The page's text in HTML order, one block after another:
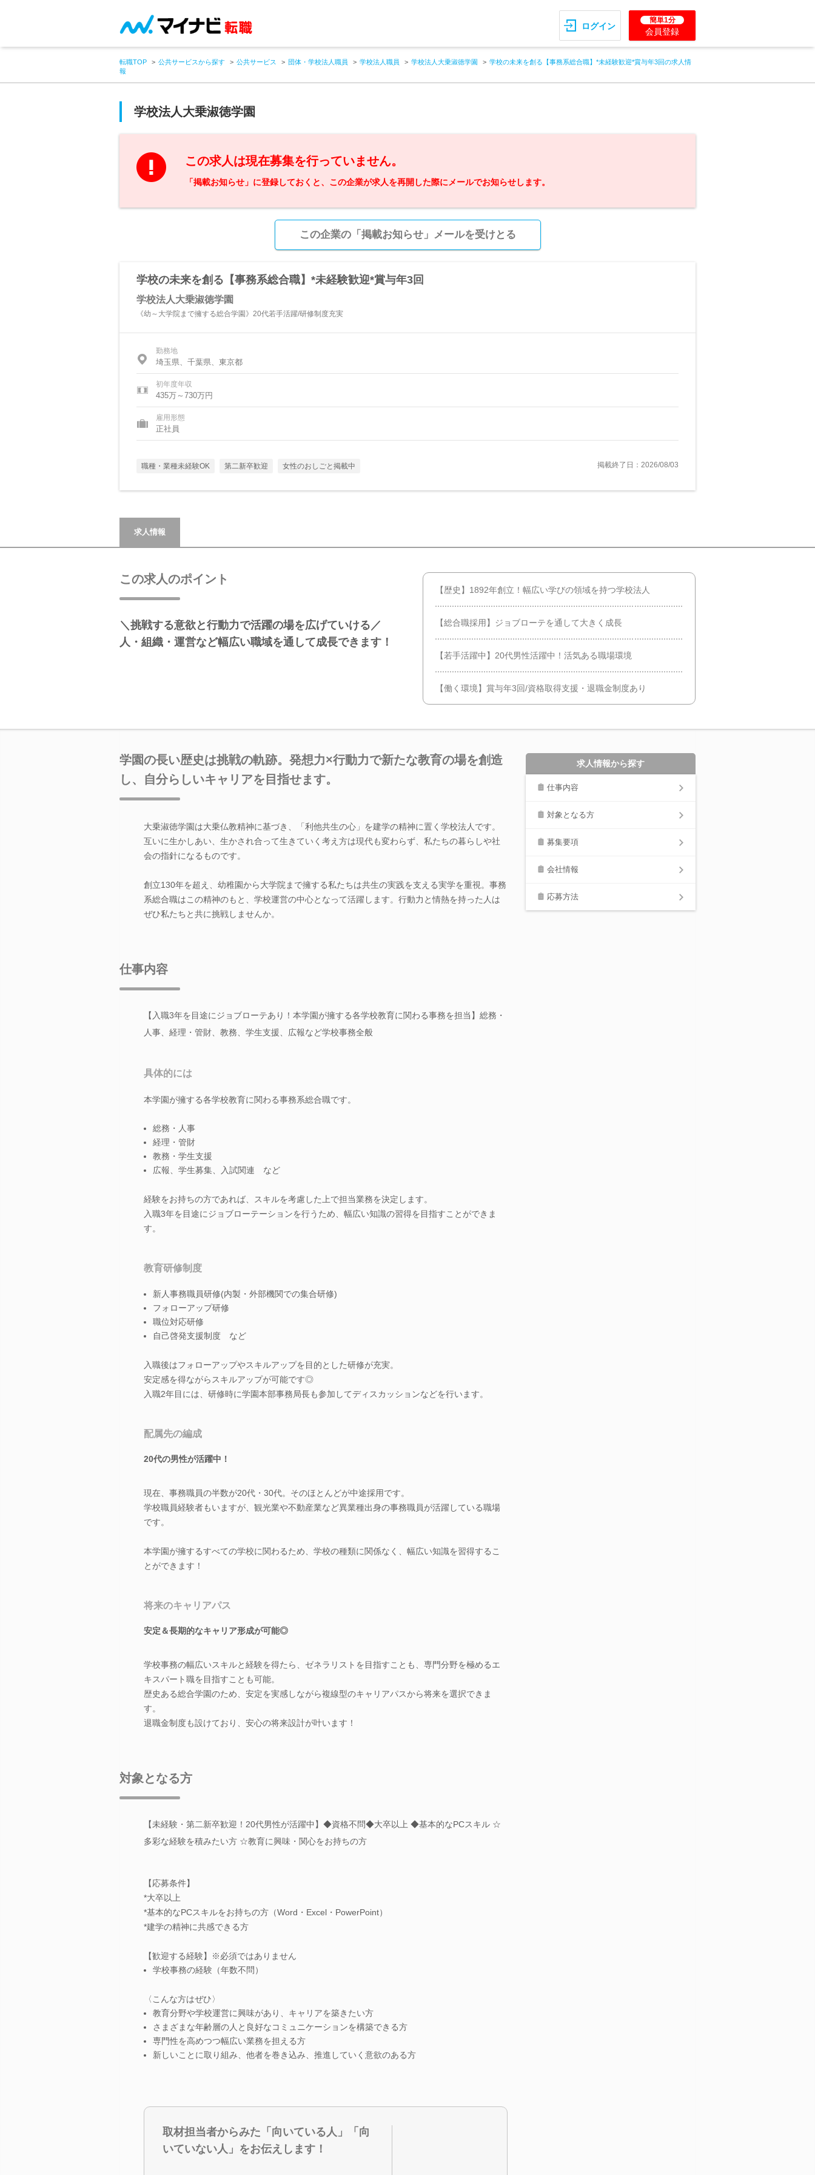
ログイン
簡単1分
会員登録
転職TOP 公共サービスから探す 公共サービス 団体・学校法人職員 学校法人職員 学校法人大乗淑徳学園
学校の未来を創る【事務系総合職】*未経験歓迎*賞与年3回の求人情
報
学校法人大乗淑徳学園
この求人は現在募集を行っていません。
「掲載お知らせ」に登録しておくと、この企業が求人を再開した際にメールでお知らせします。
この企業の「掲載お知らせ」メールを受けとる
学校の未来を創る【事務系総合職】*未経験歓迎*賞与年3回
学校法人大乗淑徳学園
《幼～大学院まで擁する総合学園》20代若手活躍/研修制度充実
勤務地
埼玉県、千葉県、東京都
初年度年収
435万～730万円
雇用形態
正社員
職種・業種未経験OK 第二新卒歓迎 女性のおしごと掲載中 掲載終了日：2026/08/03
求人情報
この求人のポイント
＼挑戦する意欲と行動力で活躍の場を広げていける／
人・組織・運営など幅広い職域を通して成長できます！
【歴史】1892年創立！幅広い学びの領域を持つ学校法人
【総合職採用】ジョブローテを通して大きく成長
【若手活躍中】20代男性活躍中！活気ある職場環境
【働く環境】賞与年3回/資格取得支援・退職金制度あり
学園の長い歴史は挑戦の軌跡。発想力×行動力で新たな教育の場を創造
し、自分らしいキャリアを目指せます。
大乗淑徳学園は大乗仏教精神に基づき、「利他共生の心」を建学の精神に置く学校法人です。
互いに生かしあい、生かされ合って生きていく考え方は現代も変わらず、私たちの暮らしや社
会の指針になるものです。
創立130年を超え、幼稚園から大学院まで擁する私たちは共生の実践を支える実学を重視。事務
系総合職はこの精神のもと、学校運営の中心となって活躍します。行動力と情熱を持った人は
ぜひ私たちと共に挑戦しませんか。
仕事内容
【入職3年を目途にジョブローテあり！本学園が擁する各学校教育に関わる事務を担当】総務・
人事、経理・管財、教務、学生支援、広報など学校事務全般
具体的には
本学園が擁する各学校教育に関わる事務系総合職です。
総務・人事
経理・管財
教務・学生支援
広報、学生募集、入試関連 など
経験をお持ちの方であれば、スキルを考慮した上で担当業務を決定します。
入職3年を目途にジョブローテーションを行うため、幅広い知識の習得を目指すことができま
す。
教育研修制度
新人事務職員研修(内製・外部機関での集合研修)
フォローアップ研修
職位対応研修
自己啓発支援制度 など
入職後はフォローアップやスキルアップを目的とした研修が充実。
安定感を得ながらスキルアップが可能です◎
入職2年目には、研修時に学園本部事務局長も参加してディスカッションなどを行います。
配属先の編成
20代の男性が活躍中！
現在、事務職員の半数が20代・30代。そのほとんどが中途採用です。
学校職員経験者もいますが、観光業や不動産業など異業種出身の事務職員が活躍している職場
です。
本学園が擁するすべての学校に関わるため、学校の種類に関係なく、幅広い知識を習得するこ
とができます！
将来のキャリアパス
安定＆長期的なキャリア形成が可能◎
学校事務の幅広いスキルと経験を得たら、ゼネラリストを目指すことも、専門分野を極めるエ
キスパート職を目指すことも可能。
歴史ある総合学園のため、安定を実感しながら複線型のキャリアパスから将来を選択できま
す。
退職金制度も設けており、安心の将来設計が叶います！
対象となる方
【未経験・第二新卒歓迎！20代男性が活躍中】◆資格不問◆大卒以上 ◆基本的なPCスキル ☆
多彩な経験を積みたい方 ☆教育に興味・関心をお持ちの方
【応募条件】
*大卒以上
*基本的なPCスキルをお持ちの方（Word・Excel・PowerPoint）
*建学の精神に共感できる方
【歓迎する経験】※必須ではありません
学校事務の経験（年数不問）
〈こんな方はぜひ〉
教育分野や学校運営に興味があり、キャリアを築きたい方
さまざまな年齢層の人と良好なコミュニケーションを構築できる方
専門性を高めつつ幅広い業務を担える方
新しいことに取り組み、他者を巻き込み、推進していく意欲のある方
取材担当者からみた「向いている人」「向
いていない人」をお伝えします！
求人情報から探す
仕事内容
対象となる方
募集要項
会社情報
応募方法